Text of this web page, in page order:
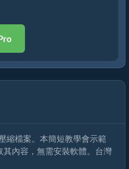
免費，無需安裝）
縮檔案。本簡短教學會示範
內容，無需安裝軟體。台灣